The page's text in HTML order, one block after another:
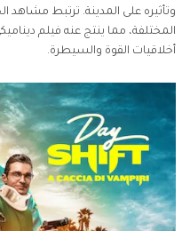
وتأثيره على المدينة. ترتبط مشاهد
المختلفة، مما ينتج عنه فيلم
أخلاقيات القوة والسيطرة.